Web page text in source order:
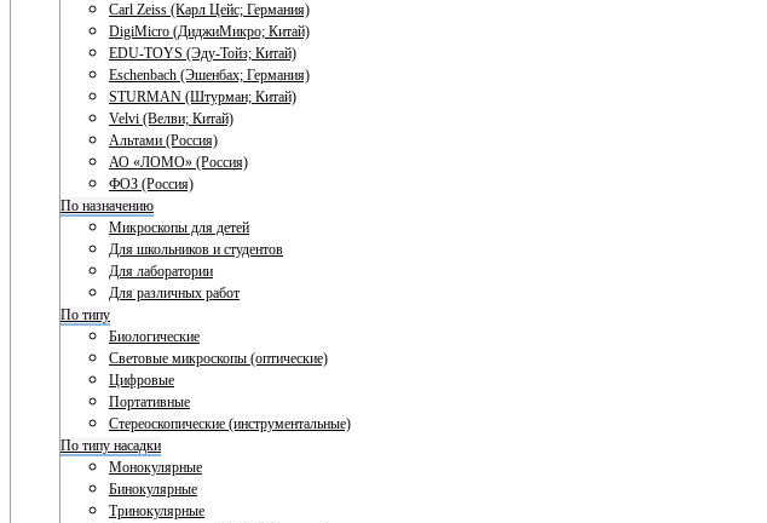
Carl Zeiss (Карл Цейс; Германия)
DigiMicro (ДиджиМикро; Китай)
EDU-TOYS (Эду-Тойз; Китай)
Eschenbach (Эшенбах; Германия)
STURMAN (Штурман; Китай)
Velvi (Велви; Китай)
Альтами (Россия)
АО «ЛОМО» (Россия)
ФОЗ (Россия)
По назначению
Микроскопы для детей
Для школьников и студентов
Для лаборатории
Для различных работ
По типу
Биологические
Световые микроскопы (оптические)
Цифровые
Портативные
Стереоскопические (инструментальные)
По типу насадки
Монокулярные
Бинокулярные
Тринокулярные